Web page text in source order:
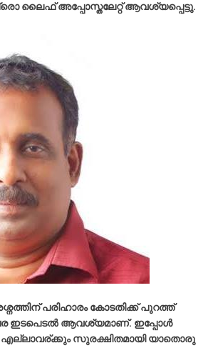
ലൈഫ് അപ്പോസ്തലേറ്റ് ആവശ്യപ്പെട്ടു.
പരിഹാരം കോടതിക്ക് പുറത്ത്
ഇടപെടൽ ആവശ്യമാണ്‌. ഇപ്പോൾ
എല്ലാവര്ക്കും സുരക്ഷിതമായി യാതൊരു